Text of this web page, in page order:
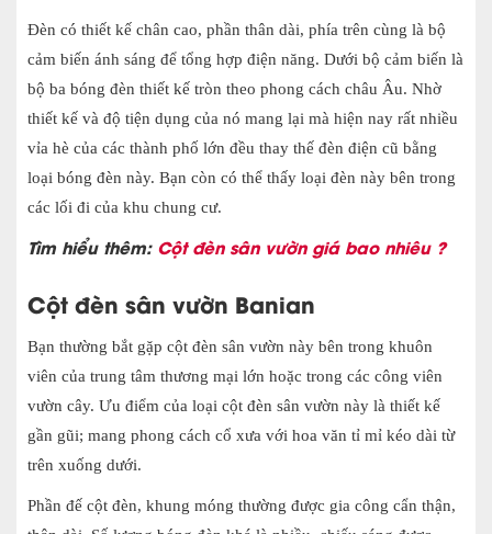
Đèn có thiết kế chân cao, phần thân dài, phía trên cùng là bộ
cảm biến ánh sáng để tổng hợp điện năng. Dưới bộ cảm biến là
bộ ba bóng đèn thiết kế tròn theo phong cách châu Âu. Nhờ
thiết kế và độ tiện dụng của nó mang lại mà hiện nay rất nhiều
vỉa hè của các thành phố lớn đều thay thế đèn điện cũ bằng
loại bóng đèn này. Bạn còn có thể thấy loại đèn này bên trong
các lối đi của khu chung cư.
Tìm hiểu thêm: Cột đèn sân vườn giá bao nhiêu ?
Cột đèn sân vườn Banian
Bạn thường bắt gặp cột đèn sân vườn này bên trong khuôn
viên của trung tâm thương mại lớn hoặc trong các công viên
vườn cây. Ưu điểm của loại cột đèn sân vườn này là thiết kế
gần gũi; mang phong cách cổ xưa với hoa văn tỉ mỉ kéo dài từ
trên xuống dưới.
Phần đế cột đèn, khung móng thường được gia công cẩn thận,